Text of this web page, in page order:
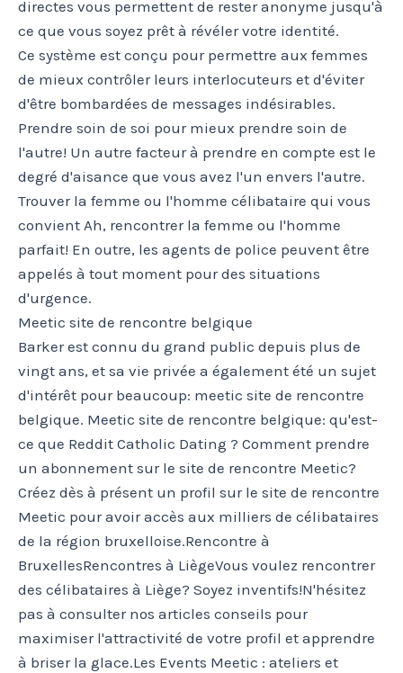
directes vous permettent de rester anonyme jusqu'à
ce que vous soyez prêt à révéler votre identité.
Ce système est conçu pour permettre aux femmes
de mieux contrôler leurs interlocuteurs et d'éviter
d'être bombardées de messages indésirables.
Prendre soin de soi pour mieux prendre soin de
l'autre! Un autre facteur à prendre en compte est le
degré d'aisance que vous avez l'un envers l'autre.
Trouver la femme ou l'homme célibataire qui vous
convient Ah, rencontrer la femme ou l'homme
parfait! En outre, les agents de police peuvent être
appelés à tout moment pour des situations
d'urgence.
Meetic site de rencontre belgique
Barker est connu du grand public depuis plus de
vingt ans, et sa vie privée a également été un sujet
d'intérêt pour beaucoup: meetic site de rencontre
belgique. Meetic site de rencontre belgique: qu'est-
ce que Reddit Catholic Dating ? Comment prendre
un abonnement sur le site de rencontre Meetic?
Créez dès à présent un profil sur le site de rencontre
Meetic pour avoir accès aux milliers de célibataires
de la région bruxelloise.Rencontre à
BruxellesRencontres à LiègeVous voulez rencontrer
des célibataires à Liège? Soyez inventifs!N'hésitez
pas à consulter nos articles conseils pour
maximiser l'attractivité de votre profil et apprendre
à briser la glace.Les Events Meetic : ateliers et